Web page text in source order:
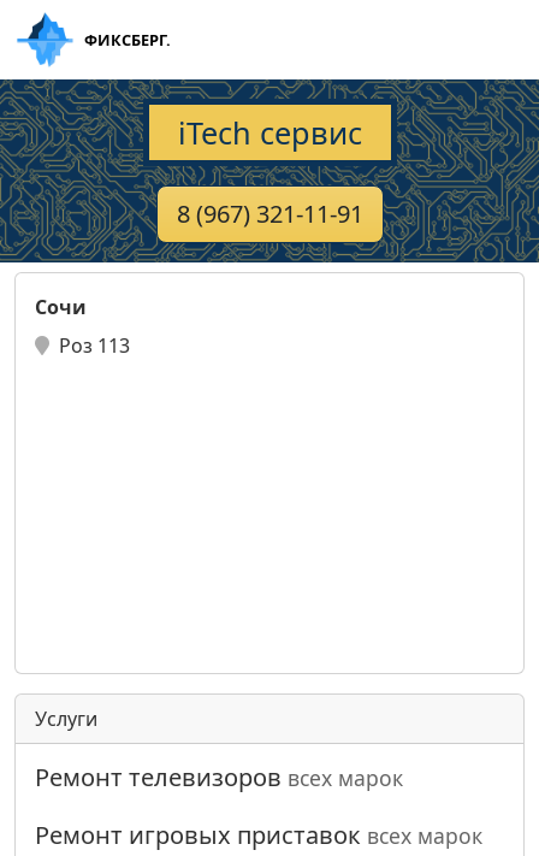
ФИКСБЕРГ.
iTech сервис
8 (967) 321-11-91
Сочи
Роз 113
Услуги
Ремонт телевизоров всех марок
Ремонт игровых приставок всех марок